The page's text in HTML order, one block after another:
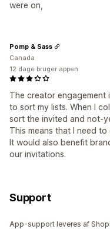
were on,
The creator engagement
to sort my lists. When I
sort the invited and not-
This means that I need
It would also benefit
our invitations.
Pomp & Sass
Canada
12 dage bruger appen
Support
App-support leveres af